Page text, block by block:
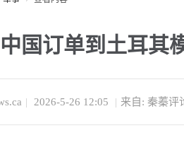
国订单到土耳其
| 2026-5-26 12:05 | 来自: 秦蓁评